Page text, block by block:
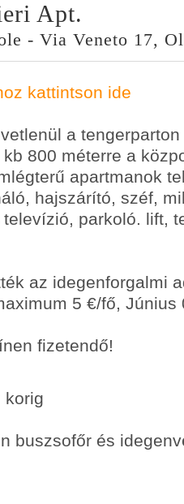
Apt.
- Via Veneto 17,
kattintson ide
a
800 méterre a
apartmanok
hajszárító, széf,
parkoló. lift,
az idegenforgalmi
5 €/fő, Június
fizetendő!
korig
buszsofőr és